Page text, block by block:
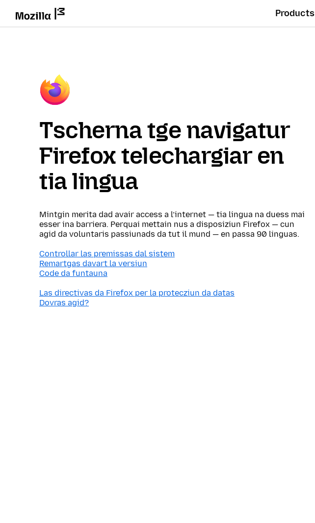
Products
Tscherna tge navigatur
Firefox telechargiar en
tia lingua
Mintgin merita dad avair access a l’internet — tia lingua na duess mai
esser ina barriera. Perquai mettain nus a disposiziun Firefox — cun
agid da voluntaris passiunads da tut il mund — en passa 90 linguas.
Controllar las premissas dal sistem
Remartgas davart la versiun
Code da funtauna
Las directivas da Firefox per la protecziun da datas
Dovras agid?